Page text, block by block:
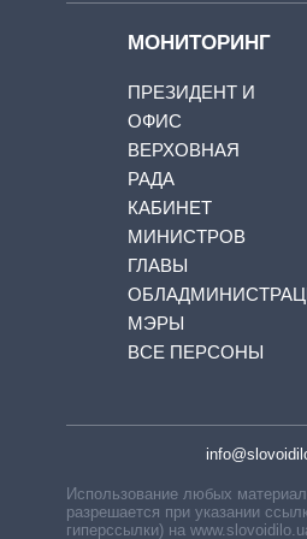
МОНИТОРИНГ
ПРЕЗИДЕНТ И
ОФИС
ВЕРХОВНАЯ
РАДА
КАБИНЕТ
МИНИСТРОВ
ГЛАВЫ
МЭРЫ
ВСЕ ПЕРСОНЫ
Использование любых
разрешается при указании
гиперссылки) на